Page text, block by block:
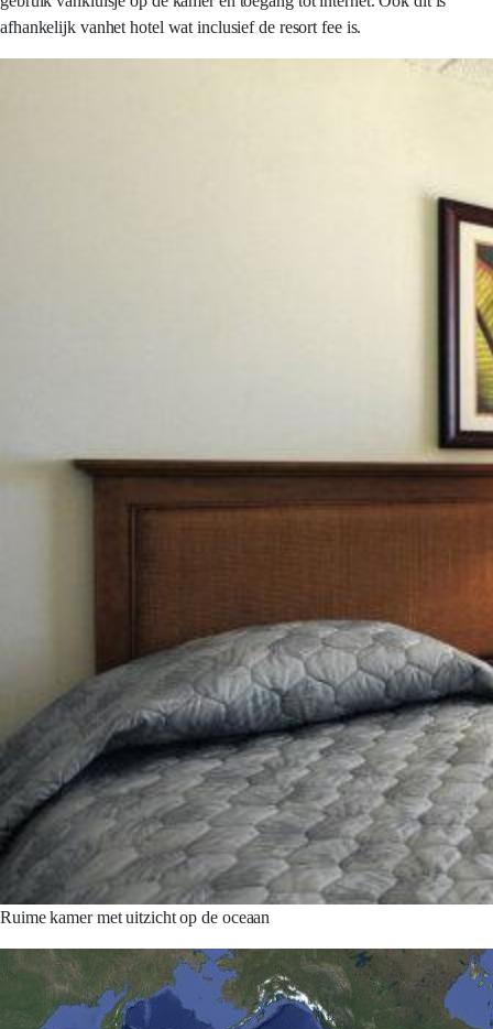
afhankelijk vanhet hotel wat inclusief de resort fee is.
Ruime kamer met uitzicht op de oceaan